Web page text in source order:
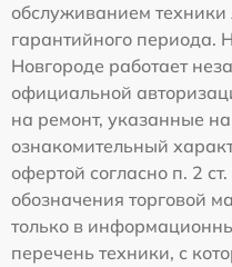
обслуживанием техники
гарантийного
Новгороде работает
официальной
на ремонт, указанные
ознакомительный
офертой согласно п. 2
обозначения торговой
только в
перечень техники, с